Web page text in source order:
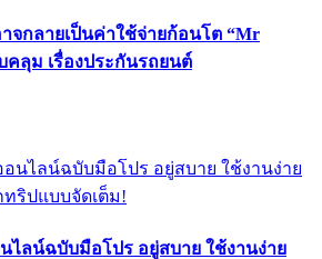
จกลายเป็นค่าใช้จ่ายก้อนโต “Mr
ลุม เรื่องประกันรถยนต์
ไลน์ฉบับมือโปร อยู่สบาย ใช้งานง่าย